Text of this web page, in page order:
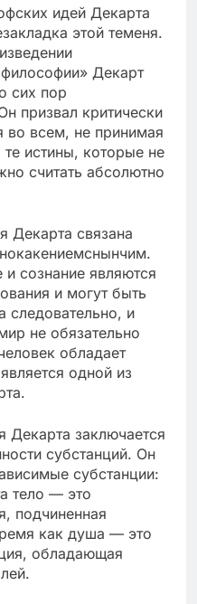
идей Декарта
этой теменя.
Декарт
сих пор
призвал критически
во всем, не принимая
истины, которые не
считать абсолютно
Декарта связана
сознание являются
и могут быть
следовательно, и
не обязательно
обладает
одной из
Декарта заключается
субстанций. Он
субстанции:
тело — это
подчиненная
как душа — это
обладающая